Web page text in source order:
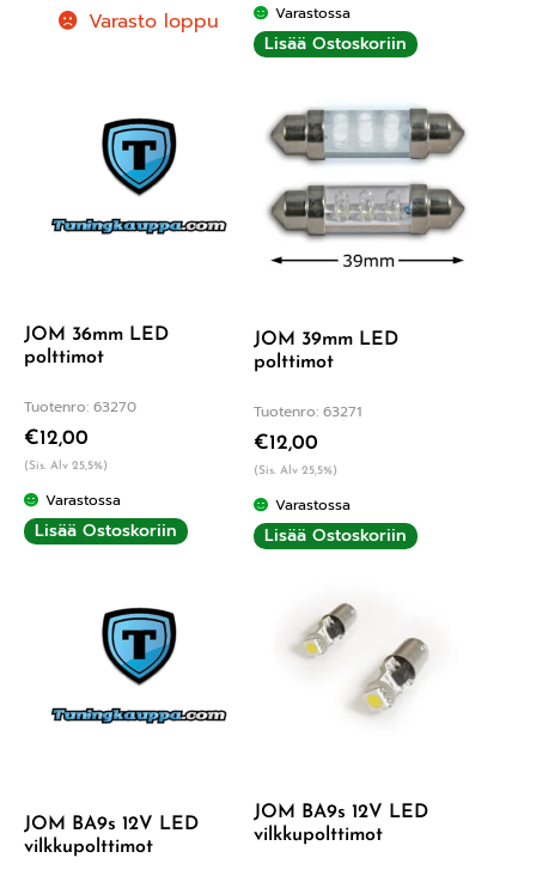
Varasto loppu Varastossa
Lisää Ostoskoriin
JOM 36mm LED
polttimot
Tuotenro: 63270
€12,00
(Sis. Alv 25,5%)
Varastossa
Lisää Ostoskoriin
JOM 39mm LED
polttimot
Tuotenro: 63271
€12,00
(Sis. Alv 25,5%)
Varastossa
Lisää Ostoskoriin
JOM BA9s 12V LED
vilkkupolttimot
JOM BA9s 12V LED
vilkkupolttimot